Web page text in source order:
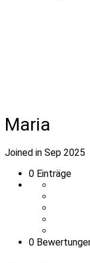
Maria
Joined in Sep 2025
0 Einträge
0